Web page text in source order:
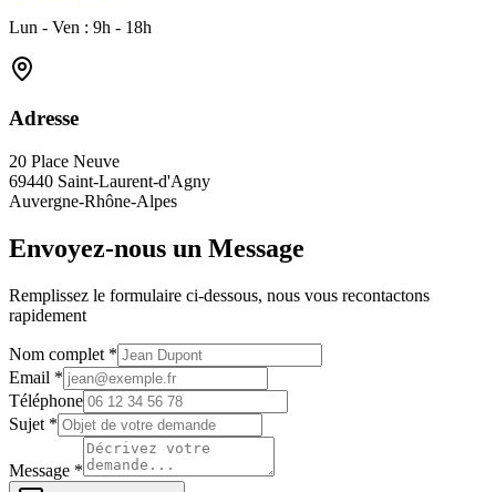
Lun - Ven : 9h - 18h
Adresse
20 Place Neuve
69440 Saint-Laurent-d'Agny
Auvergne-Rhône-Alpes
Envoyez-nous un Message
Remplissez le formulaire ci-dessous, nous vous recontactons
rapidement
Nom complet *
Email *
Téléphone
Sujet *
Message *